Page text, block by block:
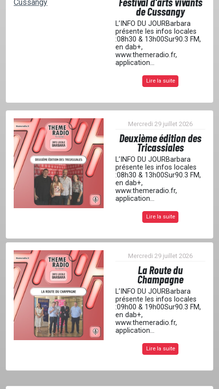
PODCASTS
EMISSIONS
LOCATION STUDIO
L'ASSO
PUBLICITÉ
de Cussangy
L’INFO DU JOURBarbara
présente les infos locales
:08h30 & 13h00Sur90.3 FM,
en dab+,
www.themeradio.fr,
application...
Lire la suite
Mercredi 29 juillet 2026
Deuxième édition des
Tricassiales
L’INFO DU JOURBarbara
présente les infos locales
:08h30 & 13h00Sur90.3 FM,
en dab+,
www.themeradio.fr,
application...
Lire la suite
Mercredi 29 juillet 2026
La Route du
Champagne
L’INFO DU JOURBarbara
présente les infos locales
:09h00 & 19h00Sur90.3 FM,
en dab+,
www.themeradio.fr,
application...
Lire la suite